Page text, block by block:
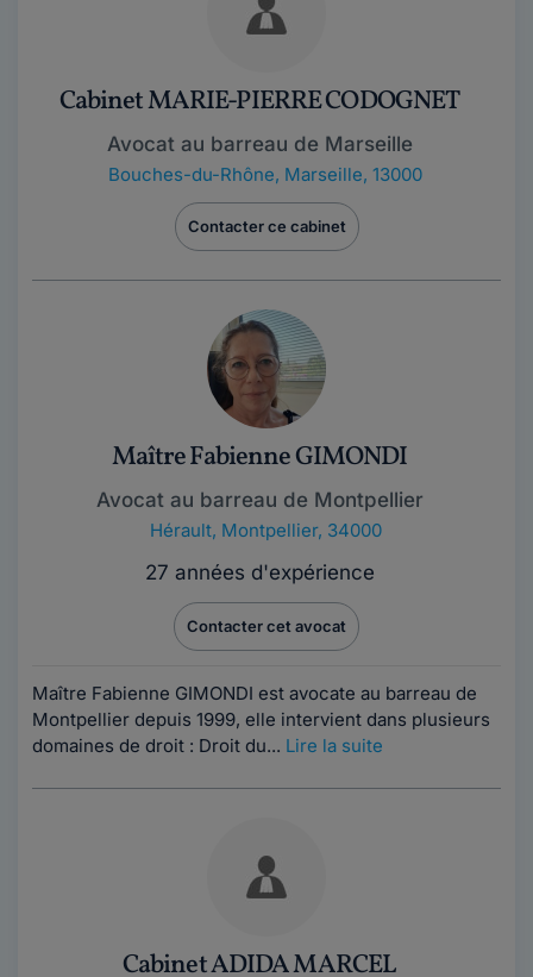
Cabinet MARIE-PIERRE CODOGNET
Avocat au barreau de Marseille
Bouches-du-Rhône, Marseille, 13000
Contacter ce cabinet
Maître Fabienne GIMONDI
Avocat au barreau de Montpellier
Hérault, Montpellier, 34000
27 années d'expérience
Contacter cet avocat
Maître Fabienne GIMONDI est avocate au barreau de
Montpellier depuis 1999, elle intervient dans plusieurs
domaines de droit : Droit du... Lire la suite
Cabinet ADIDA MARCEL